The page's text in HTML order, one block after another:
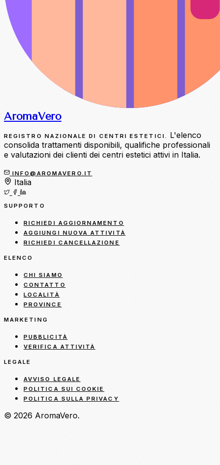
AromaVero
REGISTRO NAZIONALE DI CENTRI ESTETICI.
L'elenco
consolida trattamenti disponibili, qualifiche professionali
e valutazioni dei clienti dei centri estetici attivi in Italia.
INFO@AROMAVERO.IT
Italia
SUPPORTO
RICHIEDI AGGIORNAMENTO
AGGIUNGI NUOVA ATTIVITÀ
RICHIEDI CANCELLAZIONE
ELENCO
CHI SIAMO
CONTATTO
LOCALITÀ
PROVINCE
MARKETING
PUBBLICITÀ
VERIFICA ATTIVITÀ
LEGALE
AVVISO LEGALE
POLITICA SUI COOKIE
POLITICA SULLA PRIVACY
© 2026 AromaVero.